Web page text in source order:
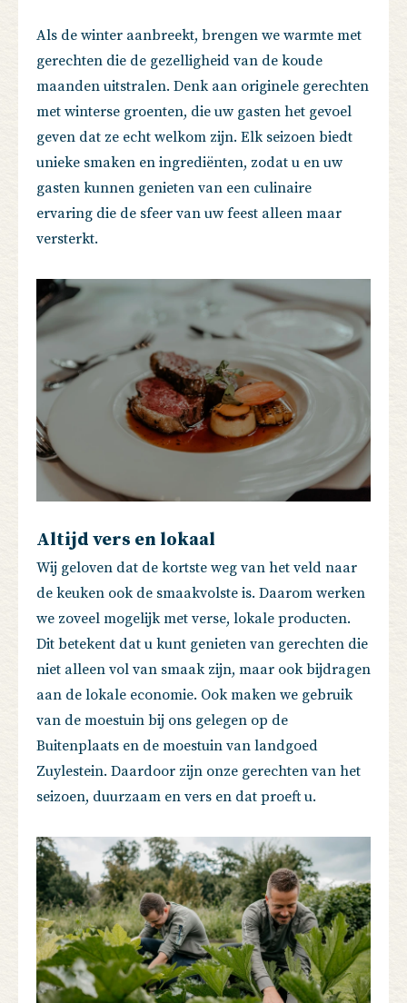
Als de winter aanbreekt, brengen we warmte met
gerechten die de gezelligheid van de koude
maanden uitstralen. Denk aan originele gerechten
met winterse groenten, die uw gasten het gevoel
geven dat ze echt welkom zijn. Elk seizoen biedt
unieke smaken en ingrediënten, zodat u en uw
gasten kunnen genieten van een culinaire
ervaring die de sfeer van uw feest alleen maar
versterkt.
Altijd vers en lokaal
Wij geloven dat de kortste weg van het veld naar
de keuken ook de smaakvolste is. Daarom werken
we zoveel mogelijk met verse, lokale producten.
Dit betekent dat u kunt genieten van gerechten die
niet alleen vol van smaak zijn, maar ook bijdragen
aan de lokale economie. Ook maken we gebruik
van de moestuin bij ons gelegen op de
Buitenplaats en de moestuin van landgoed
Zuylestein. Daardoor zijn onze gerechten van het
seizoen, duurzaam en vers en dat proeft u.